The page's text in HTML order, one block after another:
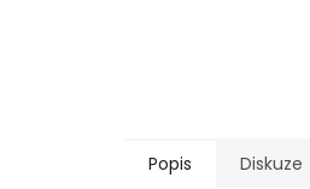
Popis Diskuze